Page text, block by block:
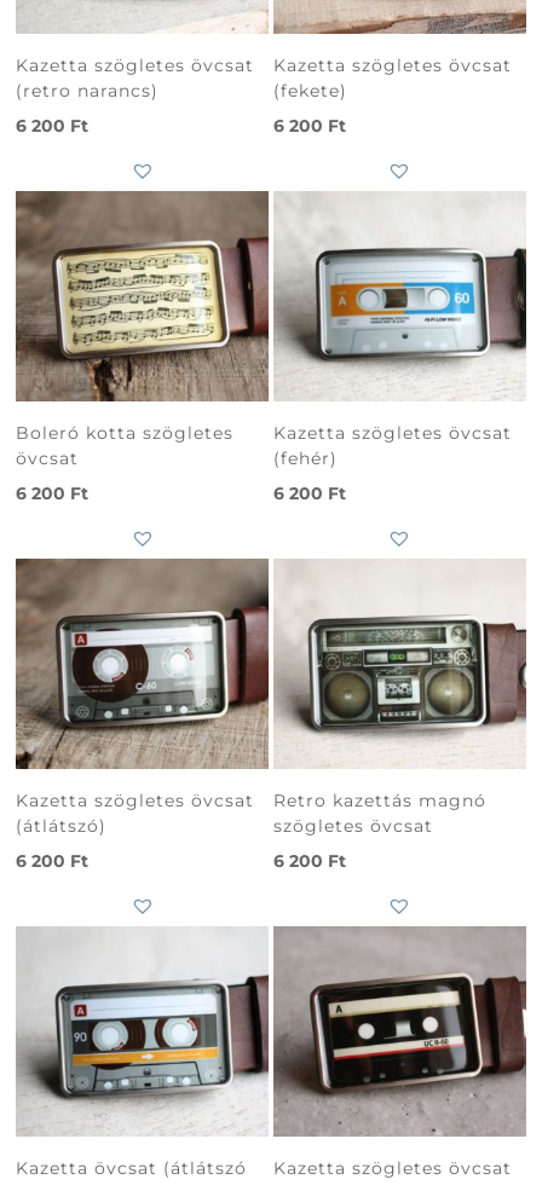
Kazetta szögletes övcsat
(retro narancs)
6 200 Ft
Kazetta szögletes övcsat
(fekete)
6 200 Ft
Boleró kotta szögletes
övcsat
6 200 Ft
Kazetta szögletes övcsat
(fehér)
6 200 Ft
Kazetta szögletes övcsat
(átlátszó)
6 200 Ft
Retro kazettás magnó
szögletes övcsat
6 200 Ft
Kazetta övcsat (átlátszó
Kazetta szögletes övcsat